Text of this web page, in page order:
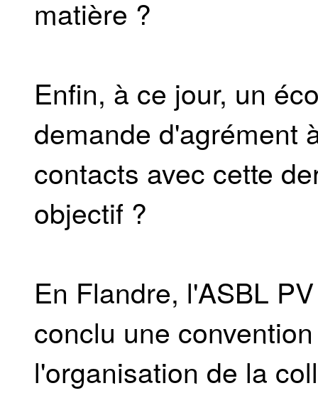
matière ?
Enfin, à ce jour, un
demande d'agrément
contacts avec cette
objectif ?
En Flandre, l'ASBL
conclu une
l'organisation de la